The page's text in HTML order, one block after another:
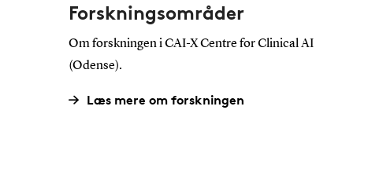
Forskningsområder
Om forskningen i CAI-X Centre for Clinical AI
(Odense).
Læs mere om forskningen